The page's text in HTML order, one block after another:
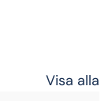
Visa alla